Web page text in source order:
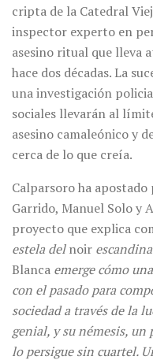
cripta de la Catedral
inspector experto en
asesino ritual que lleva
hace dos décadas. La
una investigación
sociales llevarán al
asesino camaleónico y
cerca de lo que creía.
Calparsoro ha apostado
Garrido, Manuel Solo y
proyecto que explica
estela delnoir
Blanca emerge cómo
con el pasado para
sociedad a través de la
genial, y su némesis,
lo persigue sin cuartel.